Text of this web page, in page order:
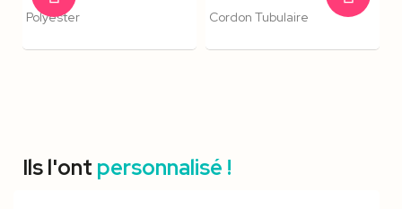
Polyester
Cordon Tubulaire
Ils l'ont personnalisé !